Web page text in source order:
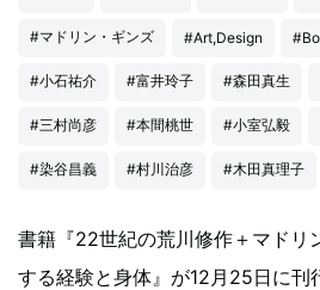
#マドリン・ギンズ #Art,Design
#小石祐介 #富井玲子 #森田真生
#三村尚彦 #本間桃世 #小室弘毅
#染谷昌義 #村川治彦 #木田真理子
書籍『22世紀の荒川修作＋マド
する経験と身体』が12月25日に刊